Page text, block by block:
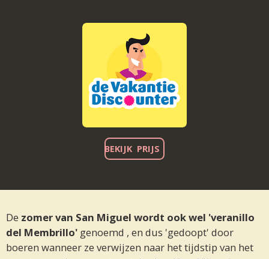
BEKIJK PRIJS
De zomer van San Miguel wordt ook wel 'veranillo
del Membrillo' genoemd , en dus 'gedoopt' door
boeren wanneer ze verwijzen naar het tijdstip van het